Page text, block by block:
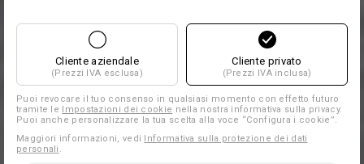
Cliente aziendale
(Prezzi IVA esclusa)
Cliente privato
(Prezzi IVA inclusa)
Puoi revocare il tuo consenso in qualsiasi momento con effetto futuro
tramite le Impostazioni dei cookie nella nostra informativa sulla privacy.
Puoi anche personalizzare la tua scelta alla voce “Configura i cookie”.
Maggiori informazioni, vedi Informativa sulla protezione dei dati
personali .